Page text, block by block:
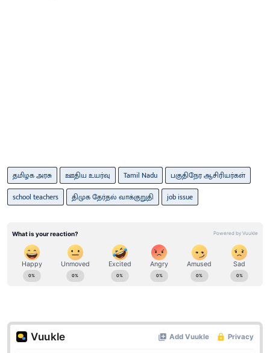
தமிழக அரசு ஊதிய உயர்வு Tamil Nadu
பகுதிநேர ஆசிரியர்கள்
school teachers
திமுக தேர்தல் வாக்குறுதி job issue